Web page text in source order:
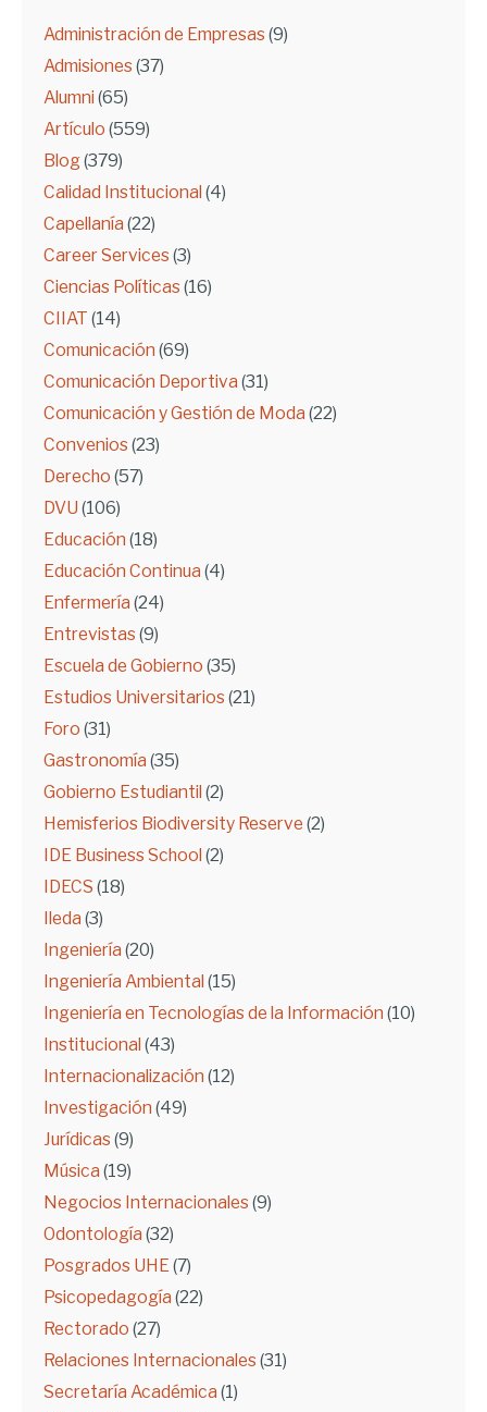
Administración de Empresas (9)
Admisiones (37)
Alumni (65)
Artículo (559)
Blog(379)
Calidad Institucional (4)
Capellanía (22)
Career Services (3)
Ciencias Políticas (16)
CIIAT (14)
Comunicación (69)
Comunicación Deportiva (31)
Comunicación y Gestión de Moda (22)
Convenios (23)
Derecho (57)
DVU (106)
Educación (18)
Educación Continua (4)
Enfermería (24)
Entrevistas (9)
Escuela de Gobierno (35)
Estudios Universitarios (21)
Foro (31)
Gastronomía (35)
Gobierno Estudiantil (2)
Hemisferios Biodiversity Reserve (2)
IDE Business School (2)
IDECS (18)
Ileda (3)
Ingeniería (20)
Ingeniería Ambiental (15)
Ingeniería en Tecnologías de la Información (10)
Institucional (43)
Internacionalización (12)
Investigación (49)
Jurídicas (9)
Música (19)
Negocios Internacionales (9)
Odontología (32)
Posgrados UHE(7)
Psicopedagogía (22)
Rectorado (27)
Relaciones Internacionales (31)
Secretaría Académica (1)